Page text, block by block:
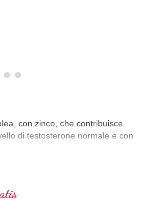
con zinco, che contribuisce
di testosterone normale e con